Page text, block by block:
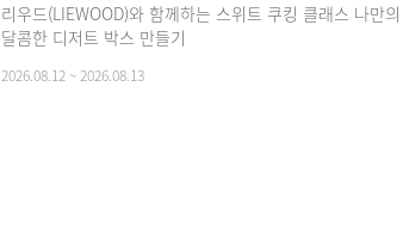
리우드(LIEWOOD)와 함께하는 스위트 쿠킹 클래스 나만의
달콤한 디저트 박스 만들기
2026.08.12 ~ 2026.08.13